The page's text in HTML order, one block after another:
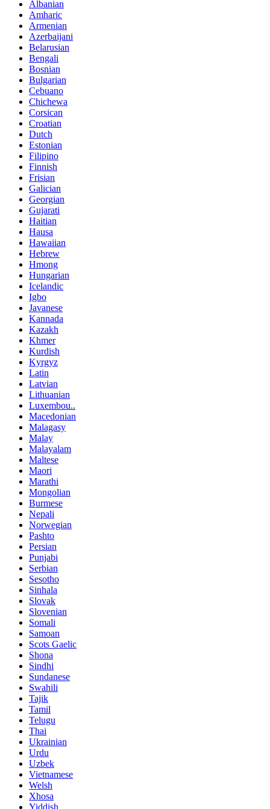
Albanian
Amharic
Armenian
Azerbaijani
Belarusian
Bengali
Bosnian
Bulgarian
Cebuano
Chichewa
Corsican
Croatian
Dutch
Estonian
Filipino
Finnish
Frisian
Galician
Georgian
Gujarati
Haitian
Hausa
Hawaiian
Hebrew
Hmong
Hungarian
Icelandic
Igbo
Javanese
Kannada
Kazakh
Khmer
Kurdish
Kyrgyz
Latin
Latvian
Lithuanian
Luxembou..
Macedonian
Malagasy
Malay
Malayalam
Maltese
Maori
Marathi
Mongolian
Burmese
Nepali
Norwegian
Pashto
Persian
Punjabi
Serbian
Sesotho
Sinhala
Slovak
Slovenian
Somali
Samoan
Scots Gaelic
Shona
Sindhi
Sundanese
Swahili
Tajik
Tamil
Telugu
Thai
Ukrainian
Urdu
Uzbek
Vietnamese
Welsh
Xhosa
Yiddish